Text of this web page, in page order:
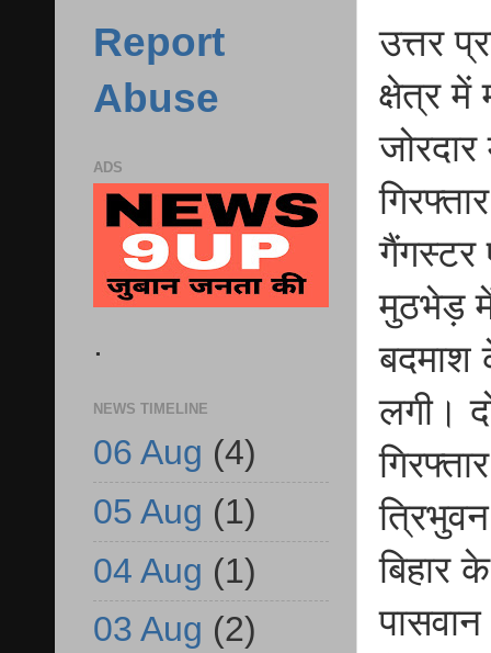
उत्तर
क्षेत्र
गैंगस्टर
मुठभेड़
बदमाश
लगी।
बिहार
Report
Abuse
ADS
.
NEWS TIMELINE
06 Aug (4)
05 Aug (1)
04 Aug (1)
03 Aug (2)